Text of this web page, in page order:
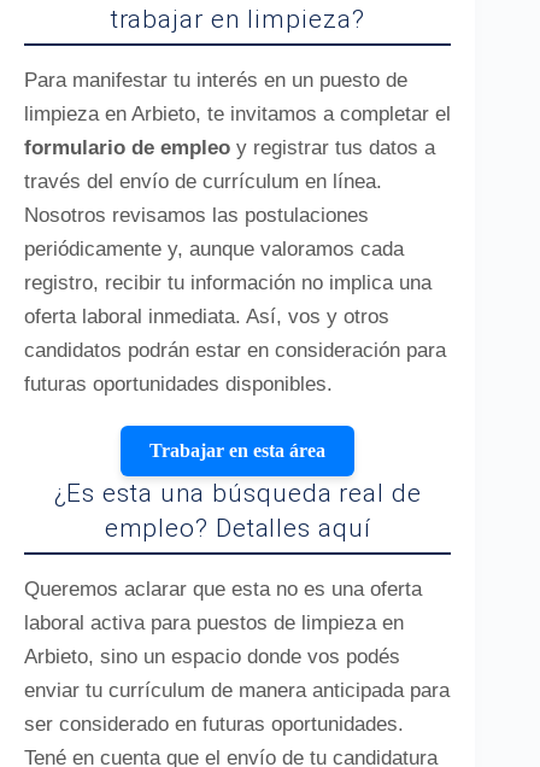
trabajar en limpieza?
Para manifestar tu interés en un puesto de
limpieza en Arbieto, te invitamos a completar el
formulario de empleo y registrar tus datos a
través del envío de currículum en línea.
Nosotros revisamos las postulaciones
periódicamente y, aunque valoramos cada
registro, recibir tu información no implica una
oferta laboral inmediata. Así, vos y otros
candidatos podrán estar en consideración para
futuras oportunidades disponibles.
Trabajar en esta área
¿Es esta una búsqueda real de
empleo? Detalles aquí
Queremos aclarar que esta no es una oferta
laboral activa para puestos de limpieza en
Arbieto, sino un espacio donde vos podés
enviar tu currículum de manera anticipada para
ser considerado en futuras oportunidades.
Tené en cuenta que el envío de tu candidatura